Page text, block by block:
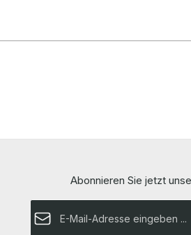
Abonnieren Sie jetzt
E-Mail-Adresse*